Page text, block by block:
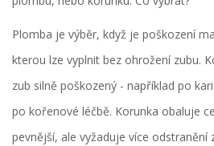
Plomba je výběr, když je poškození
kterou lze vyplnit bez ohrožení zubu.
zub silně poškozený - například po
po kořenové léčbě. Korunka obaluje
pevnější, ale vyžaduje více odstranění